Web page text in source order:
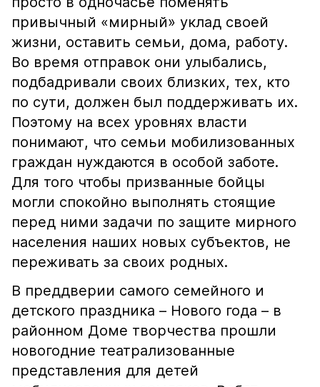
привычный «мирный» уклад своей
жизни, оставить семьи, дома, работу.
Во время отправок они улыбались,
подбадривали своих близких, тех, кто
по сути, должен был поддерживать их.
Поэтому на всех уровнях власти
понимают, что семьи мобилизованных
граждан нуждаются в особой заботе.
Для того чтобы призванные бойцы
могли спокойно выполнять стоящие
перед ними задачи по защите мирного
населения наших новых субъектов, не
переживать за своих родных.
В преддверии самого семейного и
детского праздника – Нового года – в
районном Доме творчества прошли
новогодние театрализованные
представления для детей